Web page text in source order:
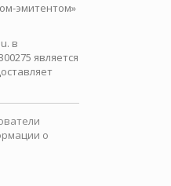
эмитентом»
в
является
о